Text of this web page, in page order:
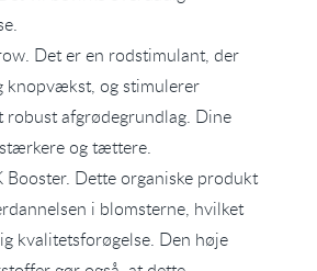
Det er en rodstimulant, der
knopvækst, og stimulerer
robust afgrødegrundlag. Dine
og tættere.
Booster. Dette organiske produkt
i blomsterne, hvilket
kvalitetsforøgelse. Den høje